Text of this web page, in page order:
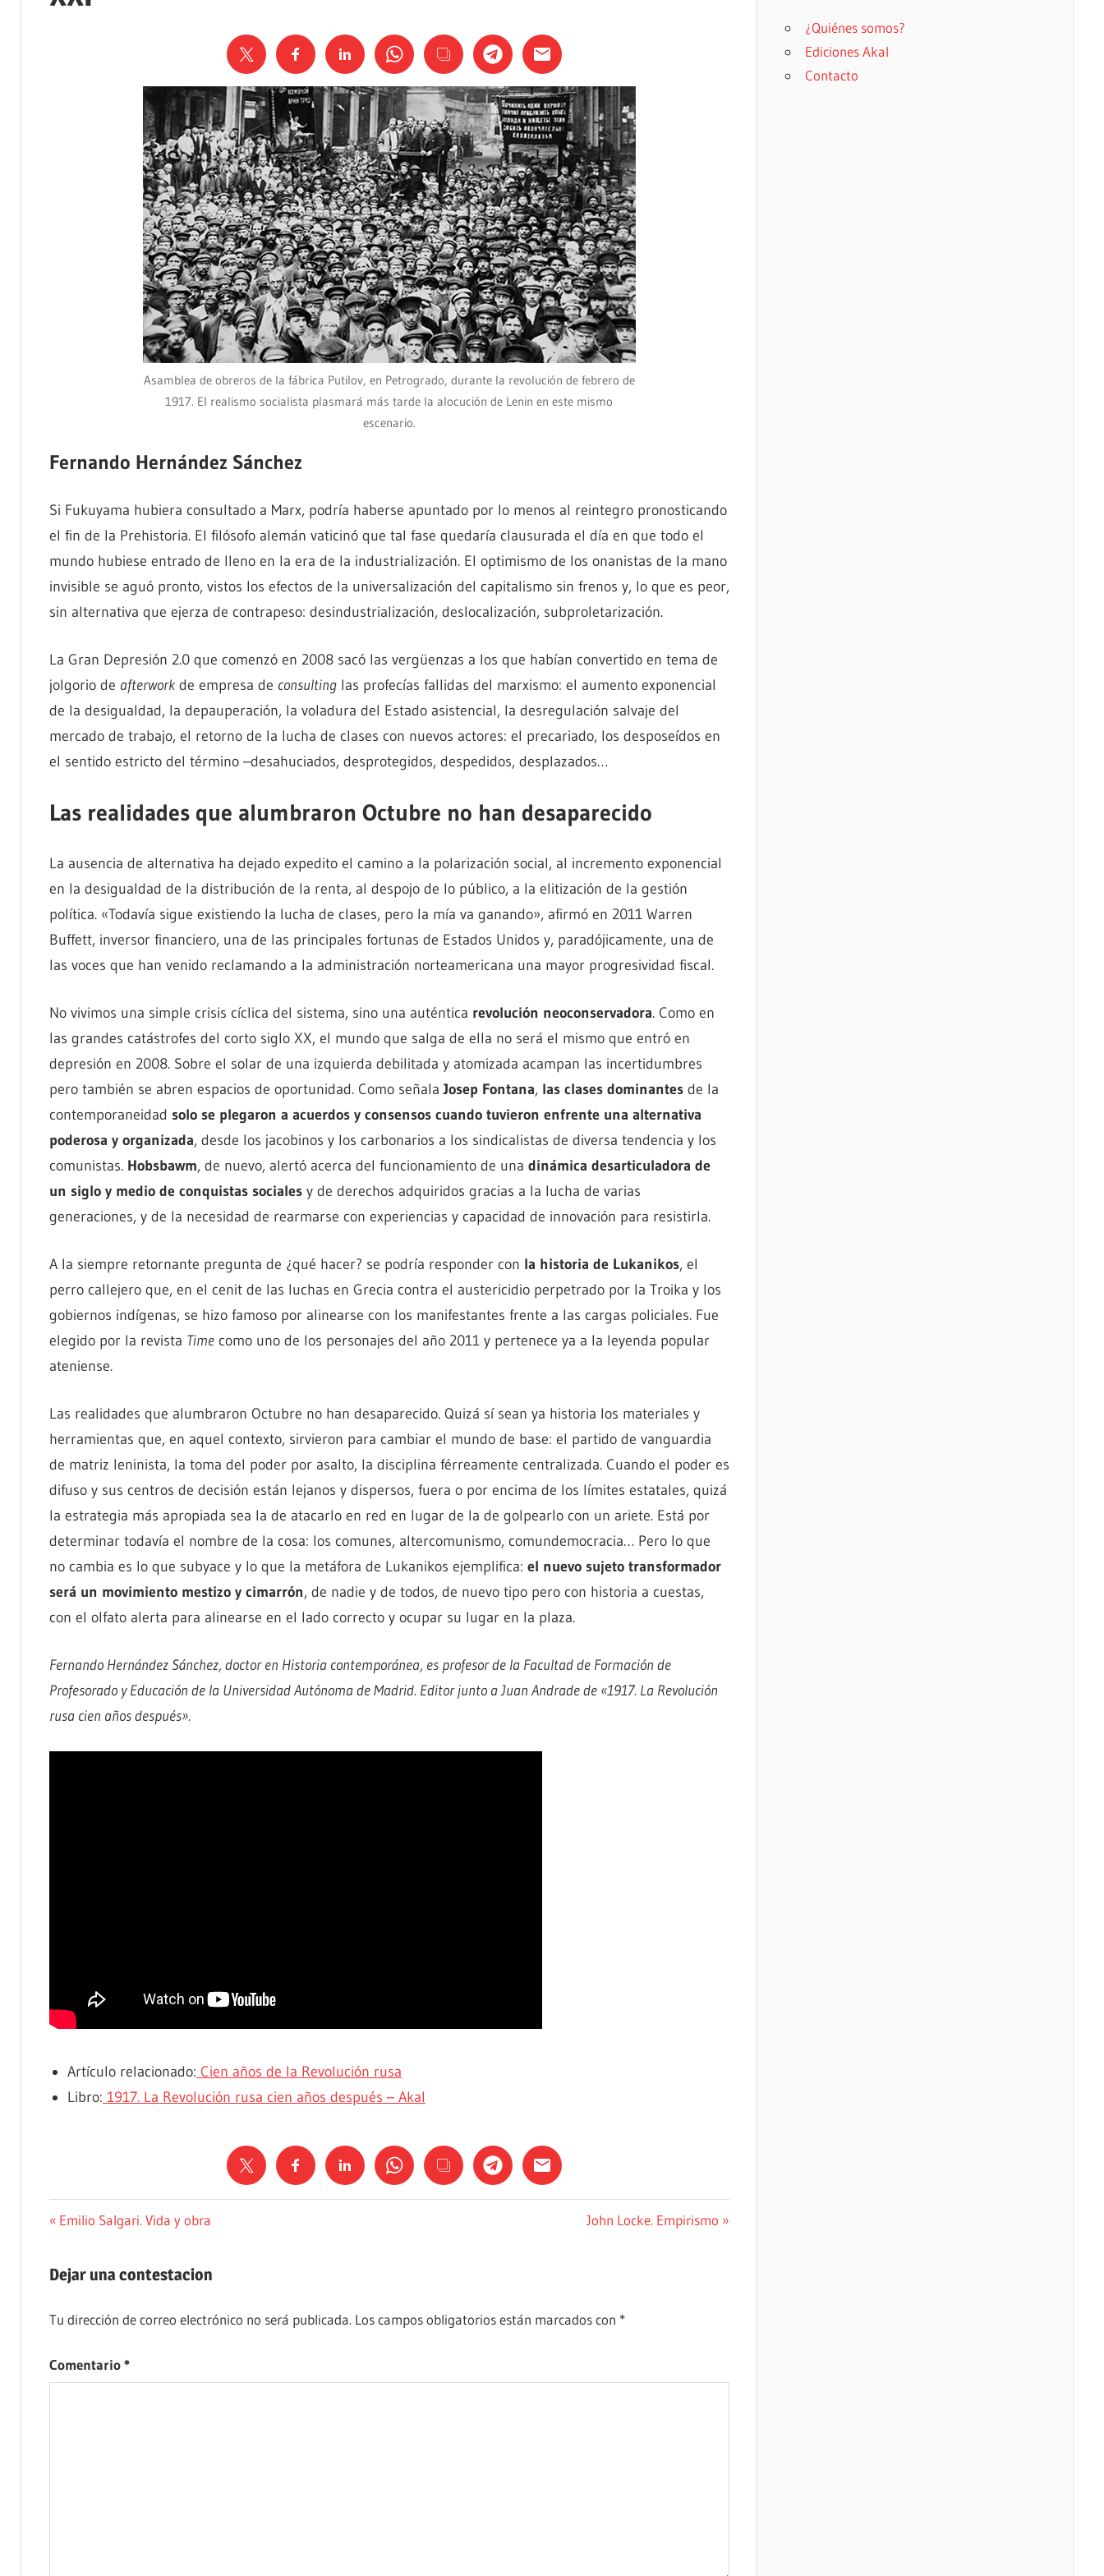
Asamblea de obreros de la fábrica Putilov, en Petrogrado, durante la revolución de febrero de
1917. El realismo socialista plasmará más tarde la alocución de Lenin en este mismo
escenario.
Fernando Hernández Sánchez
Si Fukuyama hubiera consultado a Marx, podría haberse apuntado por lo menos al reintegro pronosticando
el fin de la Prehistoria. El filósofo alemán vaticinó que tal fase quedaría clausurada el día en que todo el
mundo hubiese entrado de lleno en la era de la industrialización. El optimismo de los onanistas de la mano
invisible se aguó pronto, vistos los efectos de la universalización del capitalismo sin frenos y, lo que es peor,
sin alternativa que ejerza de contrapeso: desindustrialización, deslocalización, subproletarización.
La Gran Depresión 2.0 que comenzó en 2008 sacó las vergüenzas a los que habían convertido en tema de
jolgorio de afterworkde empresa de consultinglas profecías fallidas del marxismo: el aumento exponencial
de la desigualdad, la depauperación, la voladura del Estado asistencial, la desregulación salvaje del
mercado de trabajo, el retorno de la lucha de clases con nuevos actores: el precariado, los desposeídos en
el sentido estricto del término –desahuciados, desprotegidos, despedidos, desplazados…
Las realidades que alumbraron Octubre no han desaparecido
La ausencia de alternativa ha dejado expedito el camino a la polarización social, al incremento exponencial
en la desigualdad de la distribución de la renta, al despojo de lo público, a la elitización de la gestión
política. «Todavía sigue existiendo la lucha de clases, pero la mía va ganando», afirmó en 2011 Warren
Buffett, inversor financiero, una de las principales fortunas de Estados Unidos y, paradójicamente, una de
las voces que han venido reclamando a la administración norteamericana una mayor progresividad fiscal.
No vivimos una simple crisis cíclica del sistema, sino una auténtica revolución neoconservadora. Como en
las grandes catástrofes del corto siglo XX, el mundo que salga de ella no será el mismo que entró en
depresión en 2008. Sobre el solar de una izquierda debilitada y atomizada acampan las incertidumbres
pero también se abren espacios de oportunidad. Como señalaJosep Fontana, las clases dominantesde la
contemporaneidad solo se plegaron a acuerdos y consensos cuando tuvieron enfrente una alternativa
poderosa y organizada, desde los jacobinos y los carbonarios a los sindicalistas de diversa tendencia y los
comunistas. Hobsbawm, de nuevo, alertó acerca del funcionamiento de una dinámica desarticuladora de
un siglo y medio de conquistas socialesy de derechos adquiridos gracias a la lucha de varias
generaciones, y de la necesidad de rearmarse con experiencias y capacidad de innovación para resistirla.
A la siempre retornante pregunta de ¿qué hacer? se podría responder con la historia de Lukanikos, el
perro callejero que, en el cenit de las luchas en Grecia contra el austericidio perpetrado por la Troika y los
gobiernos indígenas, se hizo famoso por alinearse con los manifestantes frente a las cargas policiales. Fue
elegido por la revista Timecomo uno de los personajes del año 2011 y pertenece ya a la leyenda popular
ateniense.
Las realidades que alumbraron Octubre no han desaparecido. Quizá sí sean ya historia los materiales y
herramientas que, en aquel contexto, sirvieron para cambiar el mundo de base: el partido de vanguardia
de matriz leninista, la toma del poder por asalto, la disciplina férreamente centralizada. Cuando el poder es
difuso y sus centros de decisión están lejanos y dispersos, fuera o por encima de los límites estatales, quizá
la estrategia más apropiada sea la de atacarlo en red en lugar de la de golpearlo con un ariete. Está por
determinar todavía el nombre de la cosa: los comunes, altercomunismo, comundemocracia… Pero lo que
no cambia es lo que subyace y lo que la metáfora de Lukanikos ejemplifica: el nuevo sujeto transformador
será un movimiento mestizo y cimarrón, de nadie y de todos, de nuevo tipo pero con historia a cuestas,
con el olfato alerta para alinearse en el lado correcto y ocupar su lugar en la plaza.
Fernando Hernández Sánchez, doctor en Historia contemporánea, es profesor de la Facultad de Formación de
Profesorado y Educación de la Universidad Autónoma de Madrid. Editor junto a Juan Andrade de «1917. La Revolución
rusa cien años después».
Artículo relacionado: Cien años de la Revolución rusa
Libro: 1917. La Revolución rusa cien años después – Akal
HISTORIA
Navegación
entradas
Entrada
Emilio Salgari. Vida y obra
Siguiente
John Locke. Empirismo
Dejar una contestacion
Tu dirección de correo electrónico no será publicada. Los campos obligatorios están marcados con *
Comentario*
¿Quiénes somos?
Ediciones Akal
Contacto